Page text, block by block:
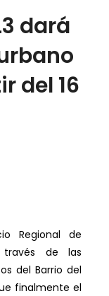
dará
del 16
Regional de
través de las
del Barrio del
finalmente el